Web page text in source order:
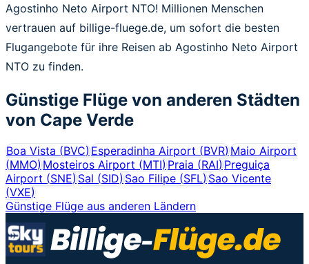
Agostinho Neto Airport NTO! Millionen Menschen
vertrauen auf billige-fluege.de, um sofort die besten
Flugangebote für ihre Reisen ab Agostinho Neto Airport
NTO zu finden.
Günstige Flüge von anderen Städten
von Cape Verde
Boa Vista (BVC)Esperadinha Airport (BVR)Maio Airport
(MMO)Mosteiros Airport (MTI) Praia (RAI) Preguiça
Airport (SNE)Sal (SID) Sao Filipe (SFL) Sao Vicente
(VXE)
Günstige Flüge aus anderen Ländern